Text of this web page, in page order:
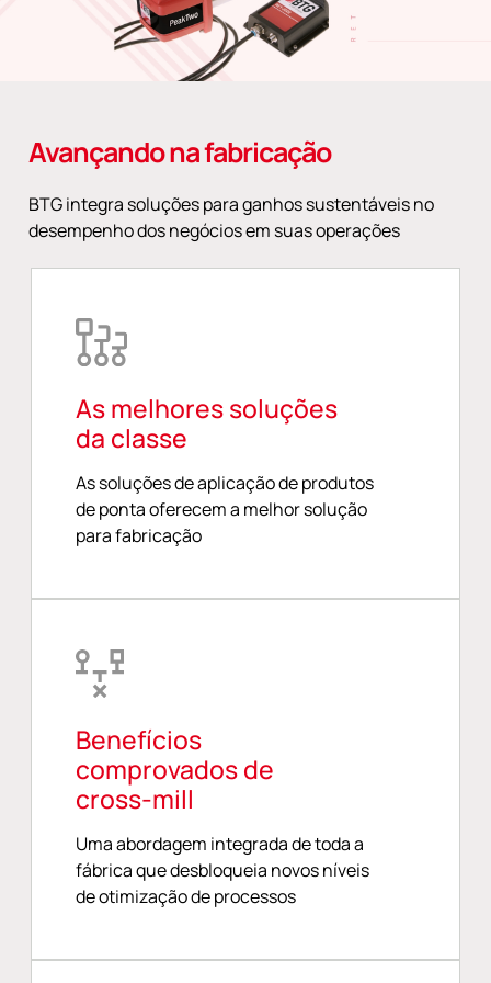
Avançando na fabricação
BTG integra soluções para ganhos sustentáveis no
desempenho dos negócios em suas operações
As melhores soluções
da classe
As soluções de aplicação de produtos
de ponta oferecem a melhor solução
para fabricação
Benefícios
comprovados de
cross-mill
Uma abordagem integrada de toda a
fábrica que desbloqueia novos níveis
de otimização de processos